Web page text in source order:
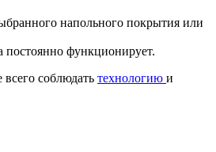
напольного покрытия или
постоянно функционирует.
соблюдать технологию и